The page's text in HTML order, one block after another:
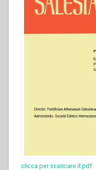
clicca per scaricare il pdf